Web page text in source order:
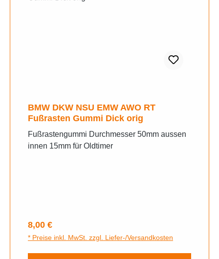
BMW DKW NSU EMW AWO RT
Fußrasten Gummi Dick orig
Fußrastengummi Durchmesser 50mm aussen
innen 15mm für Oldtimer
Regulärer Preis:
8,00 €
* Preise inkl. MwSt. zzgl. Liefer-/Versandkosten